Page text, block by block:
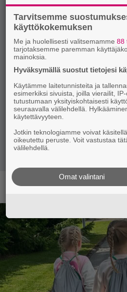
Tarvitsemme
käyttökokemuksen
Me ja huolellisesti valitsemamme 88
tarjotaksemme paremman
mainoksia.
Hyväksymällä suostut tietojesi
Käytämme laitetunnisteita ja
esimerkiksi sivuista, joilla vierailit,
tutustumaan yksityiskohtaisesti
seuraavalla välilehdellä.
käytettävyyteen.
Jotkin teknologiamme voivat
oikeutettu peruste. Voit vastustaa
välilehdellä.
Omat valintani